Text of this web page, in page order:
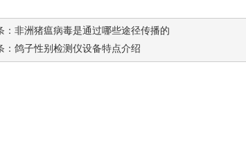
： 非洲猪瘟病毒是通过哪些途径传播的
： 鸽子性别检测仪设备特点介绍